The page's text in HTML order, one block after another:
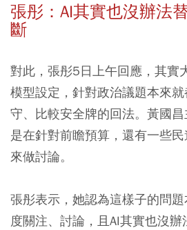
張彤：AI其實也沒辦法
斷
對此，張彤5日上午回應，其實
模型設定，針對政治議題本來
守、比較安全牌的回法。黃國
是在針對前瞻預算，還有一些
來做討論。
張彤表示，她認為這樣子的問
度關注、討論，且AI其實也沒